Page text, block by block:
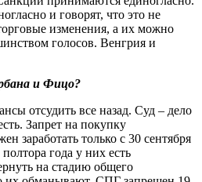
и говорят, что это не
изменения, а их можно
голосов. Венгрия и
и Фицо?
отсудить все назад. Суд – дело
Запрет на покупку
заработать только с 30 сентября
года у них есть
на стадию общего